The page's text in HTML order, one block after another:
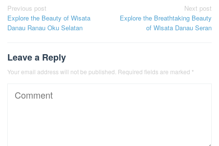
Post
navigation
Previous post
Explore the Beauty of Wisata
Danau Ranau Oku Selatan
Next post
Explore the Breathtaking Beauty
of Wisata Danau Seran
Leave a Reply
Your email address will not be published. Required fields are marked *